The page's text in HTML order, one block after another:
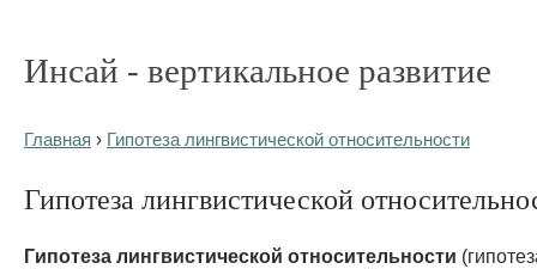
Инсай - вертикальное развитие
Главная › Гипотеза лингвистической относительности
Гипотеза лингвистической
Гипотеза лингвистической относительности